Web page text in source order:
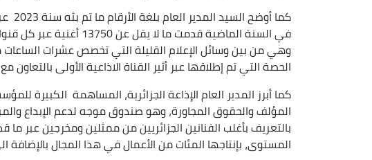
في السنة الماضية قدمت ما
وهي من بين وسائل الإعلام القليلة التي تخصص عشرات الساعات
الحصة التي تم إطلاقها عبر أثير القناة الاذاعية الأولى
كما أبرز المدير العام الإذاعة الجزائرية، المساهمة
المؤلف والحقوق المجاورة، وهو صندوق موجه لدعم الإبداع
بالتعريف بأغلب الفنانين الجزائريين من ممثلين ومخرجين عبر
المستوى، بإنتاجها المئات من الأعمال في هذا المجال بالإضافة